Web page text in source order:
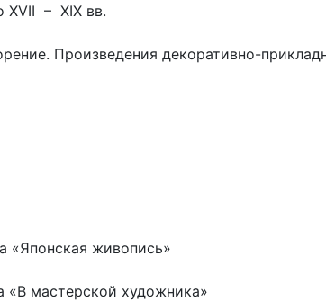
XVII – XIX вв.
Произведения декоративно-
«Японская живопись»
«В мастерской художника»